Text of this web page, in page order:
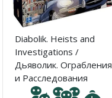
Diabolik. Heists and
Investigations /
Дьяволик. Ограбления
и Расследования